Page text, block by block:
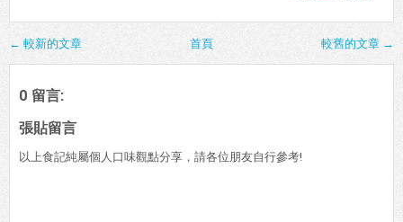
← 較新的文章 較舊的文章 →
首頁
0 留言:
張貼留言
以上食記純屬個人口味觀點分享，請各位朋友自行參考!